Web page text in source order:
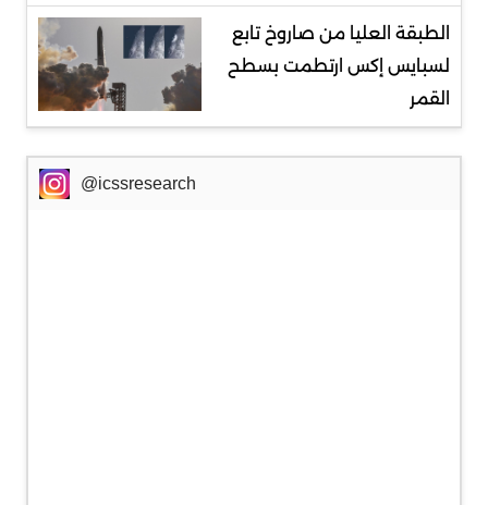
الطبقة العليا من صاروخ تابع
لسبايس إكس ارتطمت بسطح
القمر
@icssresearch